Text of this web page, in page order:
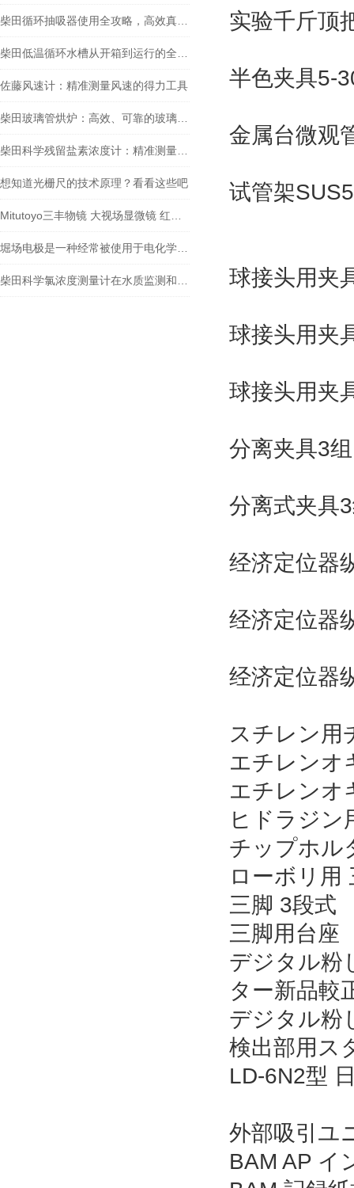
佐藤风速计：精准测量风速的得力工具
想知道光栅尺的技术原理？看看这些吧
实验千斤顶
半色夹具5-
金属台微观
试管架
球接头用夹
球接头用夹
球接头用夹
分离夹具3组
分离式夹具
经济定位器
经济定位器
经济定位器
スチレン
エチレンオ
エチレンオ
ヒドラジ
チップホル
ローボリ用
三脚 3段式
三脚用台座
デジタル粉
ター新品較
デジタル粉
検出部用ス
LD-6N2型
外部吸引ユ
BAM AP イ